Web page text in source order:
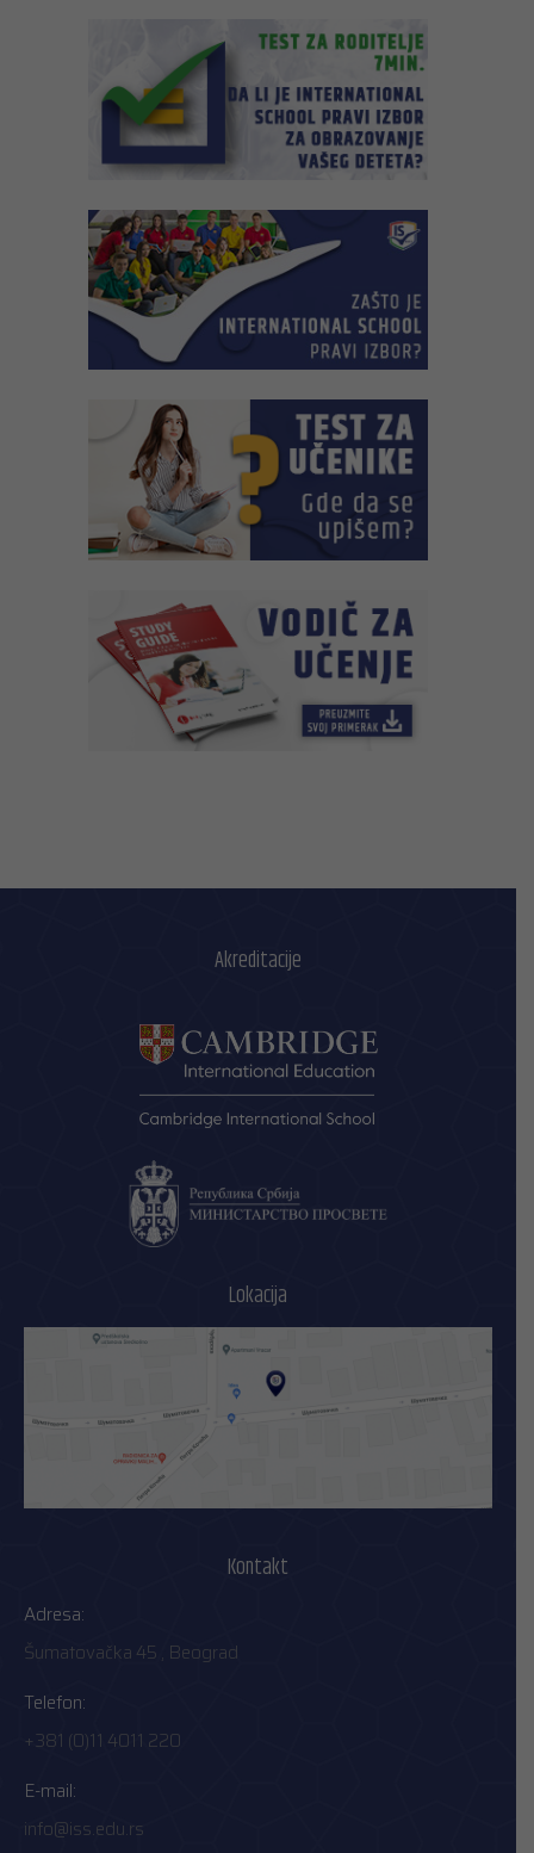
Akreditacije
Lokacija
Kontakt
Adresa:
Šumatovačka 45 , Beograd
Telefon:
+381 (0)11 4011 220
E-mail:
info@iss.edu.rs